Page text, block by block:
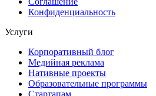
Конфиденциальность
Услуги
Корпоративный блог
Медийная реклама
Нативные проекты
Образовательные программы
Стартапам